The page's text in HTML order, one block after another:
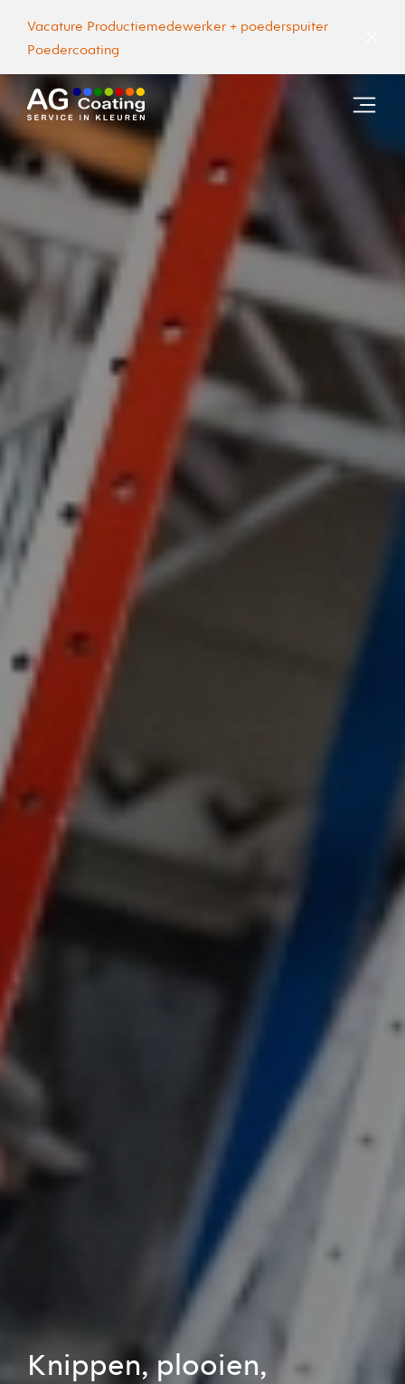
Vacature Productiemedewerker + poederspuiter
Poedercoating
Knippen, plooien,
Poederlakken
Knippen, plooien, ponsen, laseren en lassen
Advies